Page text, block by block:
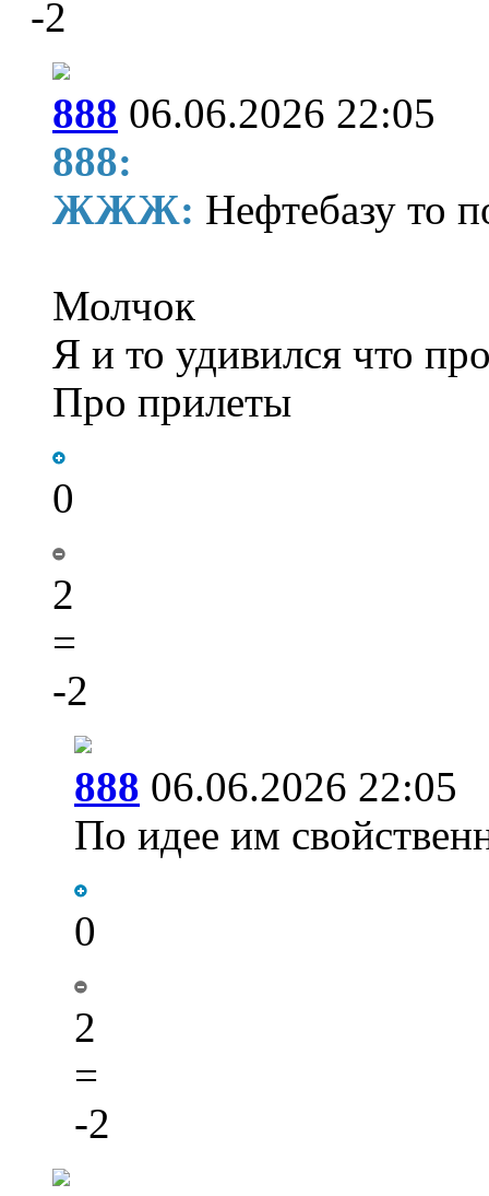
-2
888 06.06.2026 22:05
888:
ЖЖЖ: Нефтебазу то
Молчок
Я и то удивился что
Про прилеты
0
2
=
-2
888 06.06.2026 22:05
По идее им
0
2
=
-2